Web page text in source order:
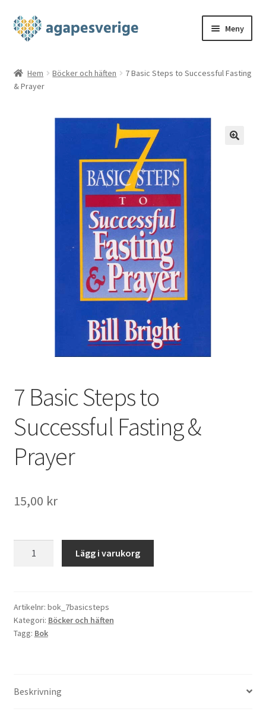
Hoppa
till
Hoppa
till
Meny
Blog
Hem Böcker och häften
7 Basic Steps to Successful Fasting
& Prayer
7 Basic Steps to
Successful Fasting &
Prayer
15,00 kr
Successful
Fasting
&
Lägg i varukorg
Artikelnr: bok_7basicsteps
Kategori: Böcker och häften
Tagg: Bok
Beskrivning